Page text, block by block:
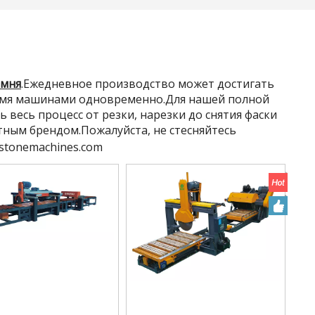
.Ежедневное производство может достигать
машинами одновременно.Для нашей полной
процесс от резки, нарезки до снятия фаски
брендом.Пожалуйста, не стесняйтесь